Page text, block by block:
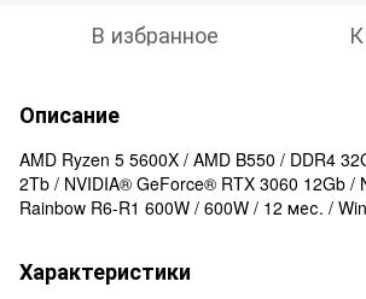
В избранное
Описание
AMD Ryzen 5 5600X / AMD B550 / DDR4
2Tb / NVIDIA® GeForce® RTX 3060 12Gb /
Rainbow R6-R1 600W / 600W / 12 мес. /
Характеристики